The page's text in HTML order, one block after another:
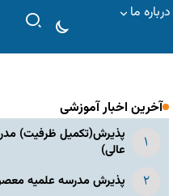
درباره ما
آخرین اخبار آموزشی
پذیرش(تکمیل ظرفیت)
عالی)
پذیرش مدرسه علمیه